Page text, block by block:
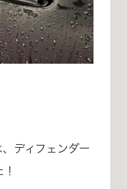
ディフェンダー